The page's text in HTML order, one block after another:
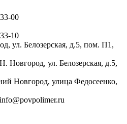
00
10
ул. Белозерская, д.5, пом. П1,
Новгород, ул. Белозерская, д.5,
Новгород, улица Федосеенко,
info@povpolimer.ru